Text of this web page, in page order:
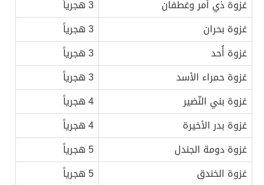
غزوة ذي أمر وغطفان
3 هجرياً
غزوة بحران
3 هجرياً
غزوة أُحد
3 هجرياً
غزوة حمراء الأسد
3 هجرياً
غزوة بني النّضير
4 هجرياً
غزوة بدر الأخيرة
4 هجرياً
غزوة دومة الجندل
5 هجرياً
غزوة الخندق
5 هجرياً